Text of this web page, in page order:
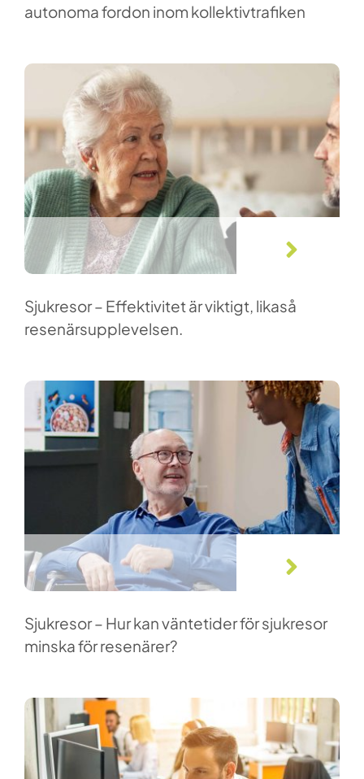
autonoma fordon inom kollektivtrafiken
ARTIKLAR
Sjukresor – Effektivitet är viktigt, likaså
resenärsupplevelsen.
ARTIKLAR
Sjukresor – Hur kan väntetider för sjukresor
minska för resenärer?